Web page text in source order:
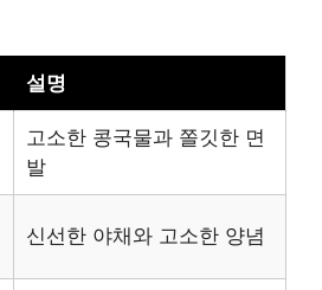
설명
고소한 콩국물과 쫄깃한 면
발
신선한 야채와 고소한 양념